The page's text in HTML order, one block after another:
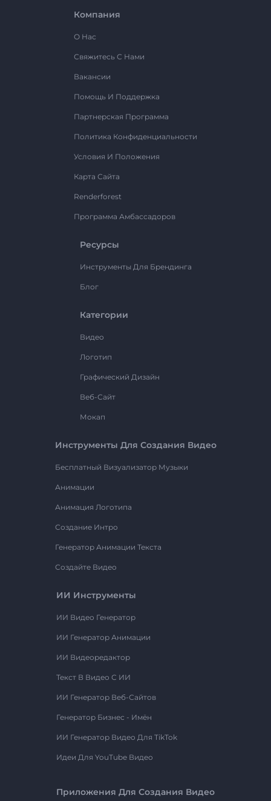
Компания
О Нас
Свяжитесь С Нами
Вакансии
Помощь И Поддержка
Партнерская Программа
Политика Конфиденциальности
Условия И Положения
Карта Сайта
Renderforest
Программа Амбассадоров
Ресурсы
Инструменты Для Брендинга
Блог
Категории
Видео
Логотип
Графический Дизайн
Веб-Сайт
Мокап
Инструменты Для Создания Видео
Бесплатный Визуализатор Музыки
Анимации
Анимация Логотипа
Создание Интро
Генератор Анимации Текста
Создайте Видео
ИИ Инструменты
ИИ Видео Генератор
ИИ Генератор Анимации
ИИ Видеоредактор
Текст В Видео С ИИ
ИИ Генератор Веб-Сайтов
Генератор Бизнес - Имён
ИИ Генератор Видео Для TikTok
Идеи Для YouTube Видео
Приложения Для Создания Видео